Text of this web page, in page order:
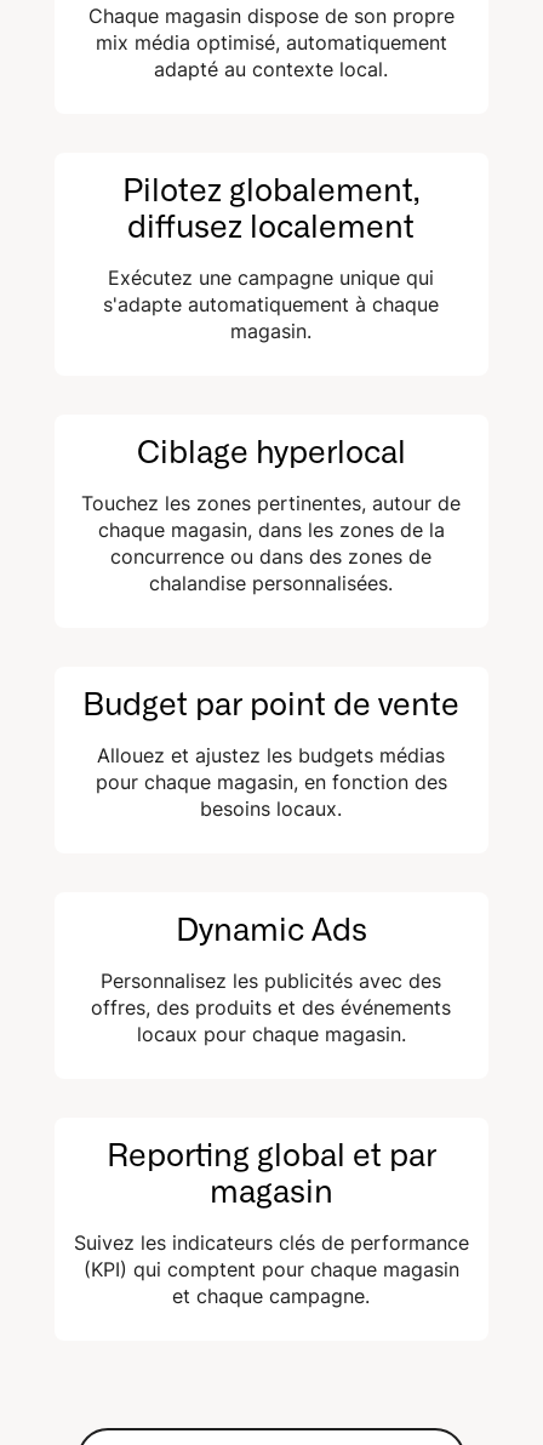
Chaque magasin dispose de son propre
mix média optimisé, automatiquement
adapté au contexte local.
Pilotez globalement,
diffusez localement
Exécutez une campagne unique qui
s'adapte automatiquement à chaque
magasin.
Ciblage hyperlocal
Touchez les zones pertinentes, autour de
chaque magasin, dans les zones de la
concurrence ou dans des zones de
chalandise personnalisées.
Budget par point de vente
Allouez et ajustez les budgets médias
pour chaque magasin, en fonction des
besoins locaux.
Dynamic Ads
Personnalisez les publicités avec des
offres, des produits et des événements
locaux pour chaque magasin.
Reporting global et par
magasin
Suivez les indicateurs clés de performance
(KPI) qui comptent pour chaque magasin
et chaque campagne.